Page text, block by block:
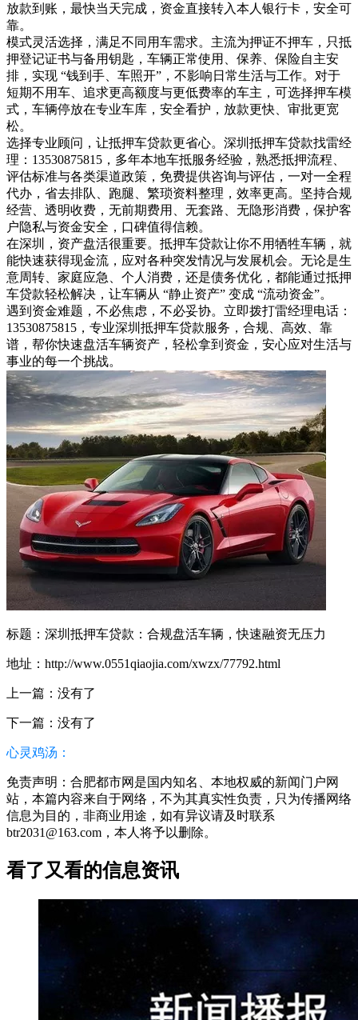
放款到账，最快当天完成，资金直接转入本人银行卡，安全可
靠。
模式灵活选择，满足不同用车需求。主流为押证不押车，只抵
押登记证书与备用钥匙，车辆正常使用、保养、保险自主安
排，实现 “钱到手、车照开”，不影响日常生活与工作。对于
短期不用车、追求更高额度与更低费率的车主，可选择押车模
式，车辆停放在专业车库，安全看护，放款更快、审批更宽
松。
选择专业顾问，让抵押车贷款更省心。深圳抵押车贷款找雷经
理：13530875815，多年本地车抵服务经验，熟悉抵押流程、
评估标准与各类渠道政策，免费提供咨询与评估，一对一全程
代办，省去排队、跑腿、繁琐资料整理，效率更高。坚持合规
经营、透明收费，无前期费用、无套路、无隐形消费，保护客
户隐私与资金安全，口碑值得信赖。
在深圳，资产盘活很重要。抵押车贷款让你不用牺牲车辆，就
能快速获得现金流，应对各种突发情况与发展机会。无论是生
意周转、家庭应急、个人消费，还是债务优化，都能通过抵押
车贷款轻松解决，让车辆从 “静止资产” 变成 “流动资金”。
遇到资金难题，不必焦虑，不必妥协。立即拨打雷经理电话：
13530875815，专业深圳抵押车贷款服务，合规、高效、靠
谱，帮你快速盘活车辆资产，轻松拿到资金，安心应对生活与
事业的每一个挑战。
标题：深圳抵押车贷款：合规盘活车辆，快速融资无压力
地址：http://www.0551qiaojia.com/xwzx/77792.html
上一篇：没有了
下一篇：没有了
心灵鸡汤：
免责声明：合肥都市网是国内知名、本地权威的新闻门户网
站，本篇内容来自于网络，不为其真实性负责，只为传播网络
信息为目的，非商业用途，如有异议请及时联系
btr2031@163.com，本人将予以删除。
看了又看的信息资讯